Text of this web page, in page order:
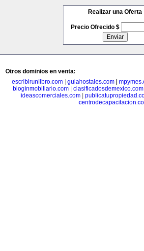
Realizar una Oferta
Precio Ofrecido $
Otros dominios en venta:
escribirunlibro.com| guiahostales.com|
bloginmobiliario.com| clasificadosdemexico.com
ideascomerciales.com|